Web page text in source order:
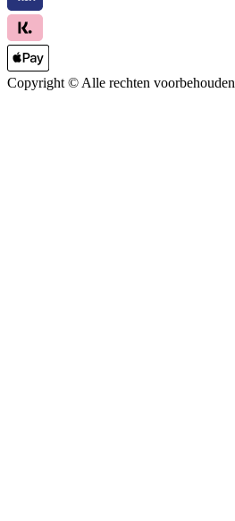
Copyright © Alle rechten voorbehouden